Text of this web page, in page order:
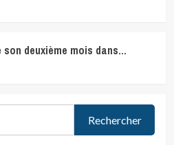
deuxième mois dans…